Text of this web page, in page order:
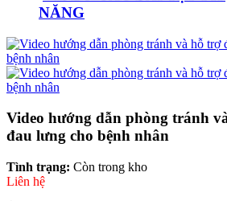
NĂNG
Video hướng dẫn phòng tránh
đau lưng cho bệnh nhân
Tình trạng: Còn trong kho
Liên hệ